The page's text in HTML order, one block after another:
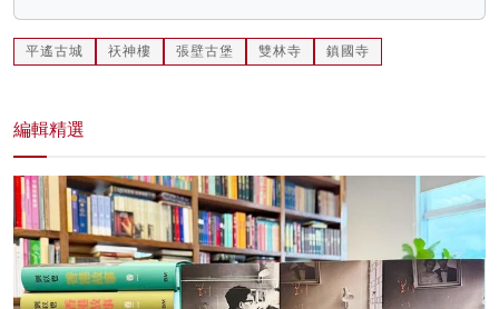
平遙古城 祆神樓 張壁古堡 雙林寺 鎮國寺
編輯精選